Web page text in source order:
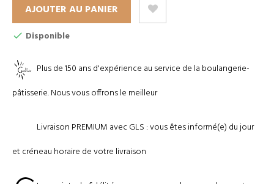
AJOUTER AU PANIER
Disponible
Plus de 150 ans d'expérience au service de la boulangerie-
pâtisserie. Nous vous offrons le meilleur
Livraison PREMIUM avec GLS : vous êtes informé(e) du jour
et créneau horaire de votre livraison